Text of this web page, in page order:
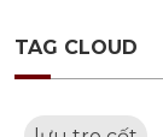
TAG CLOUD